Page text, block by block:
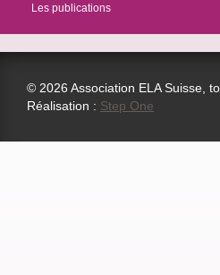
Les publications
© 2026 Association ELA Suisse,
Réalisation : Step One